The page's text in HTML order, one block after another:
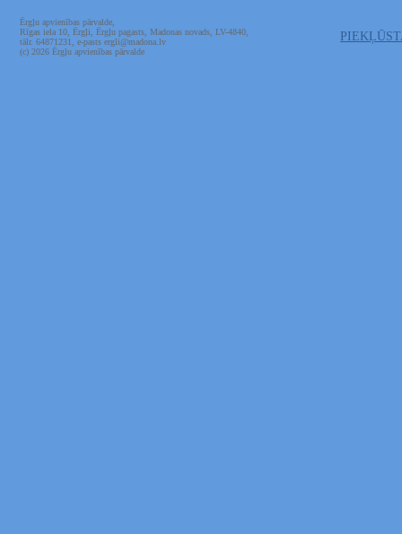
Ērgļu apvienības pārvalde,
Rīgas iela 10, Ērgļi, Ērgļu pagasts, Madonas novads, LV-4840,
tālr. 64871231, e-pasts ergli@madona.lv
(c) 2026 Ērgļu apvienības pārvalde